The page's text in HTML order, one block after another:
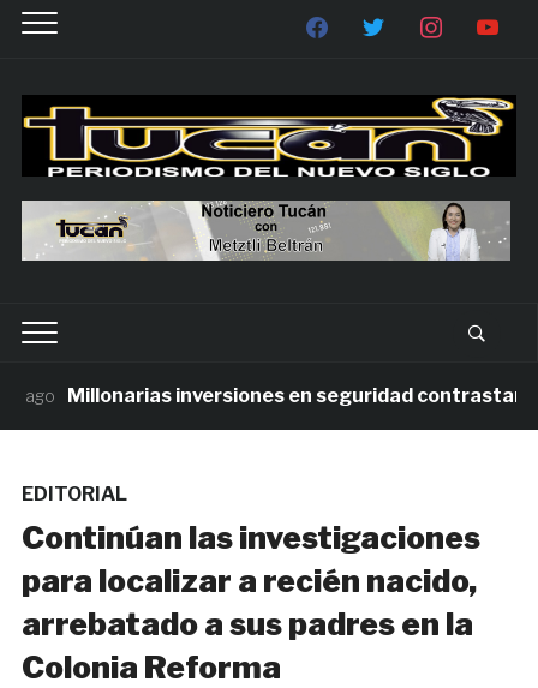
Millonarias inversiones en seguridad contrastan con
EDITORIAL
Continúan las investigaciones
para localizar a recién nacido,
arrebatado a sus padres en la
Colonia Reforma